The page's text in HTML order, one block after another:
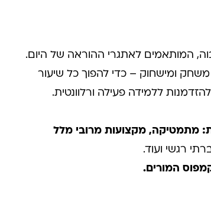
המותאמים לאתגרי ההוראה של היום.
ומישחוק – כדי להפוך כל שיעור
ללמידה פעילה ורלוונטית.
מתמטיקה, מקצועות מרובי מלל
רגשי ועוד.
המורים.